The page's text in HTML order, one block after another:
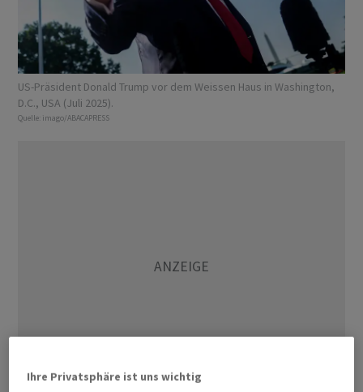
US-Präsident Donald Trump vor dem Weissen Haus in Washington,
D.C., USA (Juli 2025).
Quelle: imago/ABACAPRESS
Ihre Privatsphäre ist uns wichtig